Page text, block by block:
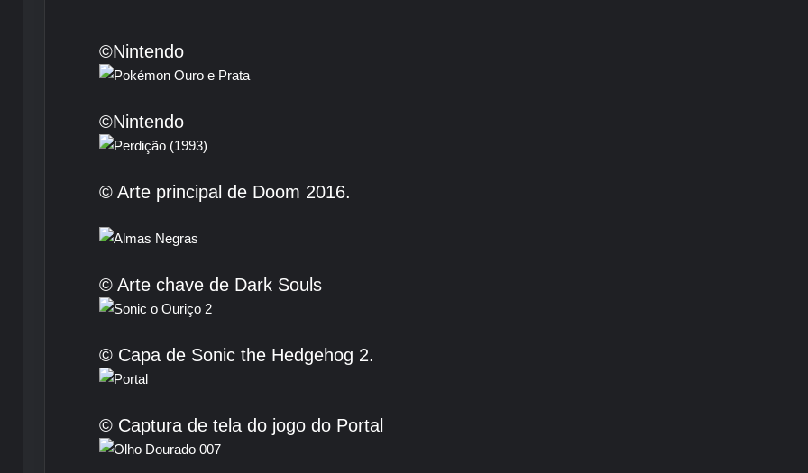
©Nintendo
©Nintendo
© Arte principal de Doom 2016.
© Arte chave de Dark Souls
© Capa de Sonic the Hedgehog 2.
© Captura de tela do jogo do Portal